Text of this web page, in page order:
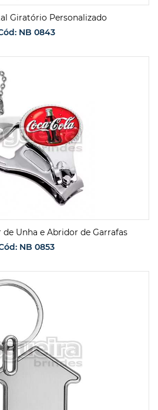
Giratório Personalizado
NB 0843
ORÇAMENTO
Unha e Abridor de Garrafas
NB 0853
ORÇAMENTO